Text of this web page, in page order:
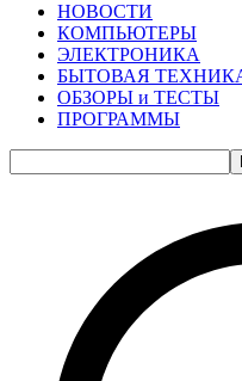
НОВОСТИ
КОМПЬЮТЕРЫ
ЭЛЕКТРОНИКА
БЫТОВАЯ
ОБЗОРЫ и ТЕСТЫ
ПРОГРАММЫ